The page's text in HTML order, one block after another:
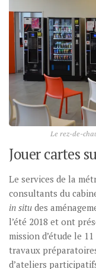
Le rez-de-
Jouer cartes
Le services de la
consultants du
in situ des
l’été 2018 et ont
mission d’étude le
travaux
d’ateliers